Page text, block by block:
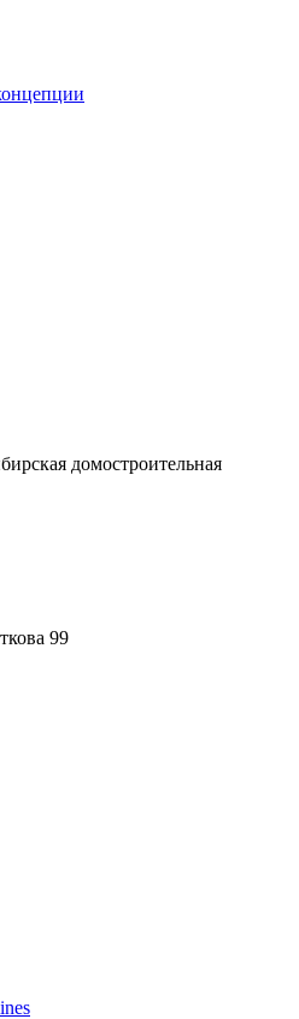
домостроительная
99